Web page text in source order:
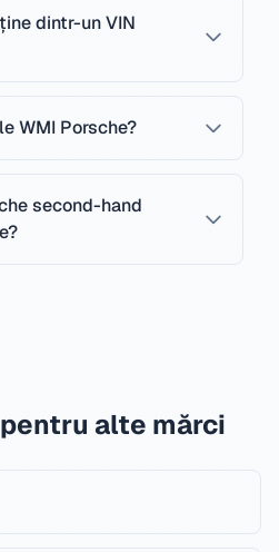
dintr-un VIN
WMI Porsche?
second-hand
alte mărci